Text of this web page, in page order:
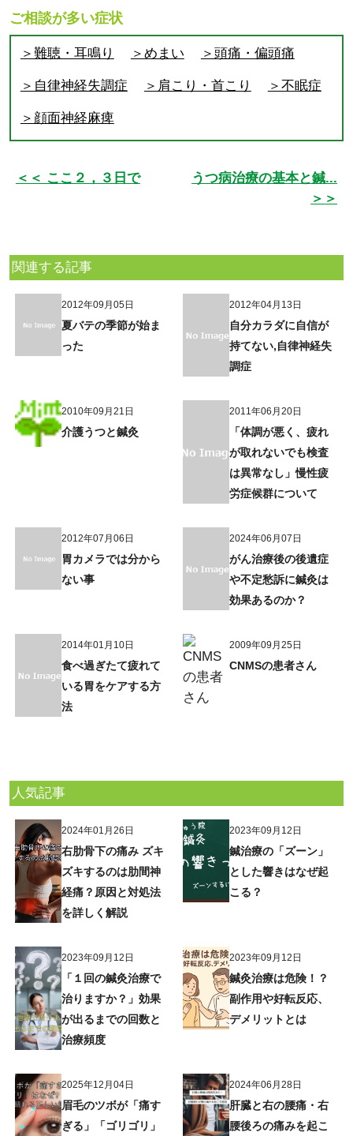
ご相談が多い症状
＞難聴・耳鳴り ＞めまい ＞頭痛・偏頭痛
＞自律神経失調症 ＞肩こり・首こり ＞不眠症
＞顔面神経麻痺
＜＜ ここ２，３日で
うつ病治療の基本と鍼...
＞＞
関連する記事
2012年09月05日
夏バテの季節が始ま
った
2012年04月13日
自分カラダに自信が
持てない,自律神経失
調症
2010年09月21日
介護うつと鍼灸
2011年06月20日
「体調が悪く、疲れ
が取れないでも検査
は異常なし」慢性疲
労症候群について
2012年07月06日
胃カメラでは分から
ない事
2024年06月07日
がん治療後の後遺症
や不定愁訴に鍼灸は
効果あるのか？
2014年01月10日
食べ過ぎたて疲れて
いる胃をケアする方
法
2009年09月25日
CNMSの患者さん
人気記事
2024年01月26日
右肋骨下の痛み ズキ
ズキするのは肋間神
経痛？原因と対処法
を詳しく解説
2023年09月12日
鍼治療の「ズーン」
とした響きはなぜ起
こる？
2023年09月12日
「１回の鍼灸治療で
治りますか？」効果
が出るまでの回数と
治療頻度
2023年09月12日
鍼灸治療は危険！？
副作用や好転反応、
デメリットとは
2025年12月04日
眉毛のツボが「痛す
ぎる」「ゴリゴリ」
2024年06月28日
肝臓と右の腰痛・右
腰後ろの痛みを起こ